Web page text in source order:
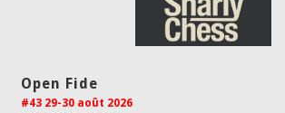
Open Fide
#43 29-30 août 2026